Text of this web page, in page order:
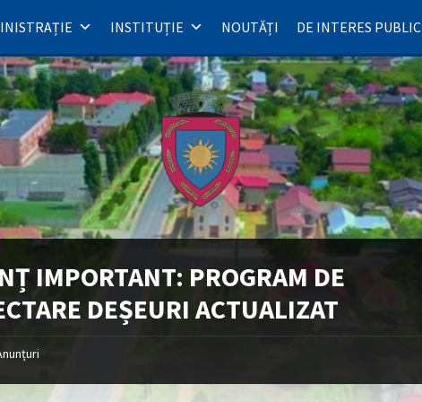
INSTITUȚIE NOUTĂȚI DE INTERES PUBLIC
IMPORTANT: PROGRAM DE
DEȘEURI ACTUALIZAT